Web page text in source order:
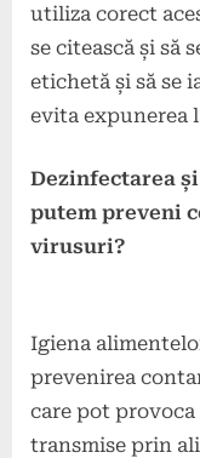
utiliza corect
se citească și să
etichetă și să se
evita expunerea
Dezinfectarea
putem preveni
virusuri?
Igiena
prevenirea
care pot
transmise prin